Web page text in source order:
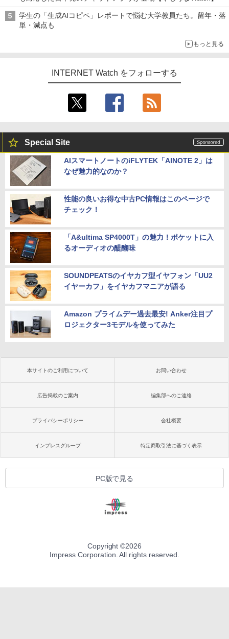
学生の「生成AIコピペ」レポートで悩む大学教員たち。留年・落
単・減点も
もっと見る
INTERNET Watch をフォローする
Special Site
AIスマートノートのiFLYTEK「AINOTE 2」は
なぜ魅力的なのか？
性能の良いお得な中古PC情報はこのページで
チェック！
「A&ultima SP4000T」の魅力！ポケットに入
るオーディオの醍醐味
SOUNDPEATSのイヤカフ型イヤフォン「UU2
イヤーカフ」をイヤカフマニアが語る
Amazon プライムデー過去最安! Anker注目プ
ロジェクター3モデルを使ってみた
本サイトのご利用について お問い合わせ
広告掲載のご案内 編集部へのご連絡
プライバシーポリシー 会社概要
インプレスグループ 特定商取引法に基づく表示
PC版で見る
Copyright ©2026
Impress Corporation. All rights reserved.